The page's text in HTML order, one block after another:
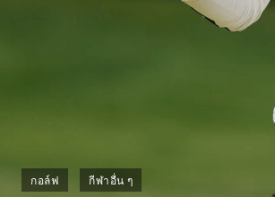
กอล์ฟ กีฬาอื่น ๆ